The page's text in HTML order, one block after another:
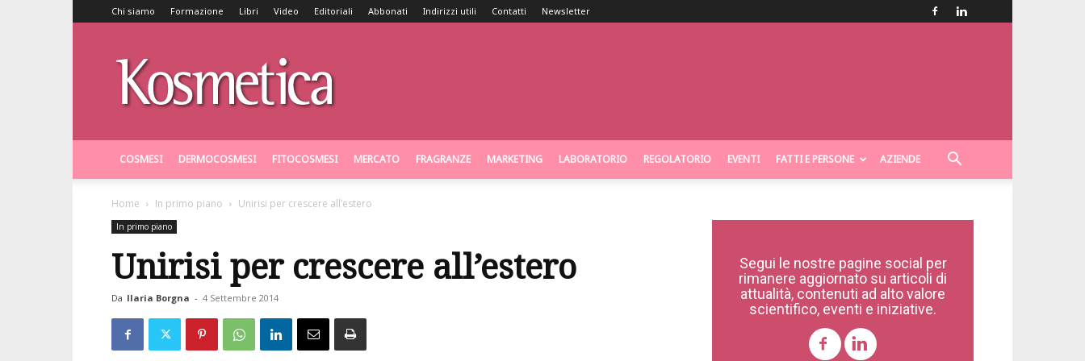
Chi siamo Formazione Libri Video Editoriali Abbonati Indirizzi utili Contatti Newsletter
COSMESI DERMOCOSMESI FITOCOSMESI MERCATO FRAGRANZE MARKETING LABORATORIO REGOLATORIO EVENTI FATTI E PERSONE AZIENDE
Home In primo piano Unirisi per crescere all’estero
In primo piano
Unirisi per crescere all’estero
Da Ilaria Borgna - 4 Settembre 2014
Segui le nostre pagine social per
rimanere aggiornato su articoli di
attualità, contenuti ad alto valore
scientifico, eventi e iniziative.